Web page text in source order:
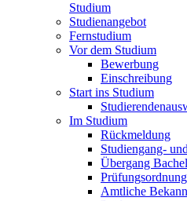
Studium
Studienangebot
Fernstudium
Vor dem Studium
Bewerbung
Einschreibung
Start ins Studium
Im Studium
Rückmeldung
Studiengang-
Übergang
Amtliche